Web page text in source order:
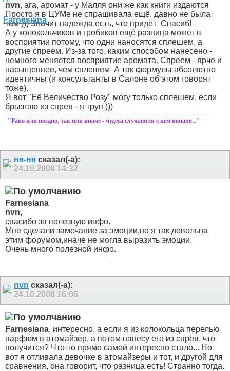
nvn, ага, аромат - у Малля они же как книги издаются
Просто я в ЦУМе не спрашивала ещё, давно не была
там ))) Значит надежда есть, что придёт Спасиб!
А у колокольчиков и гробиков ещё разница может в
восприятии потому, что одни наносятся сплешем, а
другие спреем. Из-за того, каким способом нанесено -
немного меняется восприятие аромата. Спреем - ярче и
насыщеннее, чем сплешем А так формулы абсолютно
идентичны (и консультанты в Салоне об этом говорят
тоже).
Я вот "Её Величество Розу" могу только сплешем, если
брызгаю из спрея - я труп )))
"Рано или поздно, так или иначе - чудеса случаются с кем попало..."
ня-ня сказал(-а):
24.10.2008 14:32
Farnesiana
nvn,
спасибо за полезную инфо.
Мне сделали замечание за эмоции,но я так довольна
этим форумом,иначе не могла выразить эмоции.
Очень много полезной инфо.
nvn сказал(-а):
24.10.2008 16:06
Farnesiana, интересно, а если я из колокольца перелью
парфюм в атомайзер, а потом нанесу его из спрея, что
получится? Что-то прямо самой интересно стало... Но
вот я отливала девочке в атомайзеры и тот, и другой для
сравнения, она говорит, что разница есть! Странно тогда.